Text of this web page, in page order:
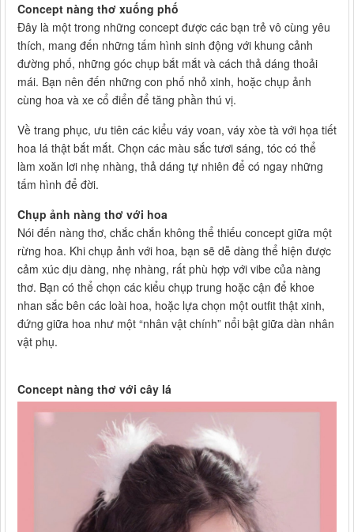
Concept nàng thơ xuống phố
Đây là một trong những concept được các bạn trẻ vô cùng yêu
thích, mang đến những tấm hình sinh động với khung cảnh
đường phố, những góc chụp bắt mắt và cách thả dáng thoải
mái. Bạn nên đến những con phố nhỏ xinh, hoặc chụp ảnh
cùng hoa và xe cổ điển để tăng phần thú vị.
Về trang phục, ưu tiên các kiểu váy voan, váy xòe tà với họa tiết
hoa lá thật bắt mắt. Chọn các màu sắc tươi sáng, tóc có thể
làm xoăn lơi nhẹ nhàng, thả dáng tự nhiên để có ngay những
tấm hình để đời.
Chụp ảnh nàng thơ với hoa
Nói đến nàng thơ, chắc chắn không thể thiếu concept giữa một
rừng hoa. Khi chụp ảnh với hoa, bạn sẽ dễ dàng thể hiện được
cảm xúc dịu dàng, nhẹ nhàng, rất phù hợp với vibe của nàng
thơ. Bạn có thể chọn các kiểu chụp trung hoặc cận để khoe
nhan sắc bên các loài hoa, hoặc lựa chọn một outfit thật xinh,
đứng giữa hoa như một “nhân vật chính” nổi bật giữa dàn nhân
vật phụ.
Concept nàng thơ với cây lá